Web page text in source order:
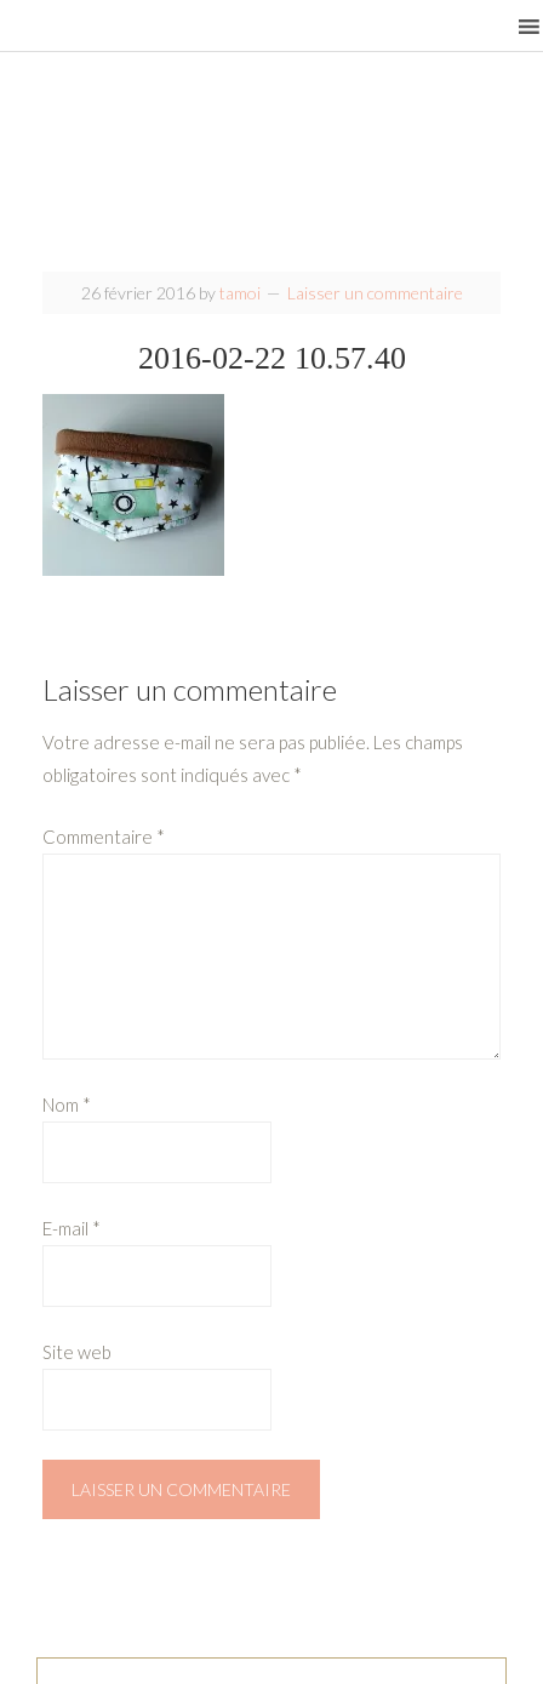
26 février 2016bytamoi Laisser un commentaire
2016-02-22 10.57.40
Laisser un commentaire
Votre adresse e-mail ne sera pas publiée. Les champs
obligatoires sont indiqués avec *
Commentaire *
Nom *
E-mail *
Site web